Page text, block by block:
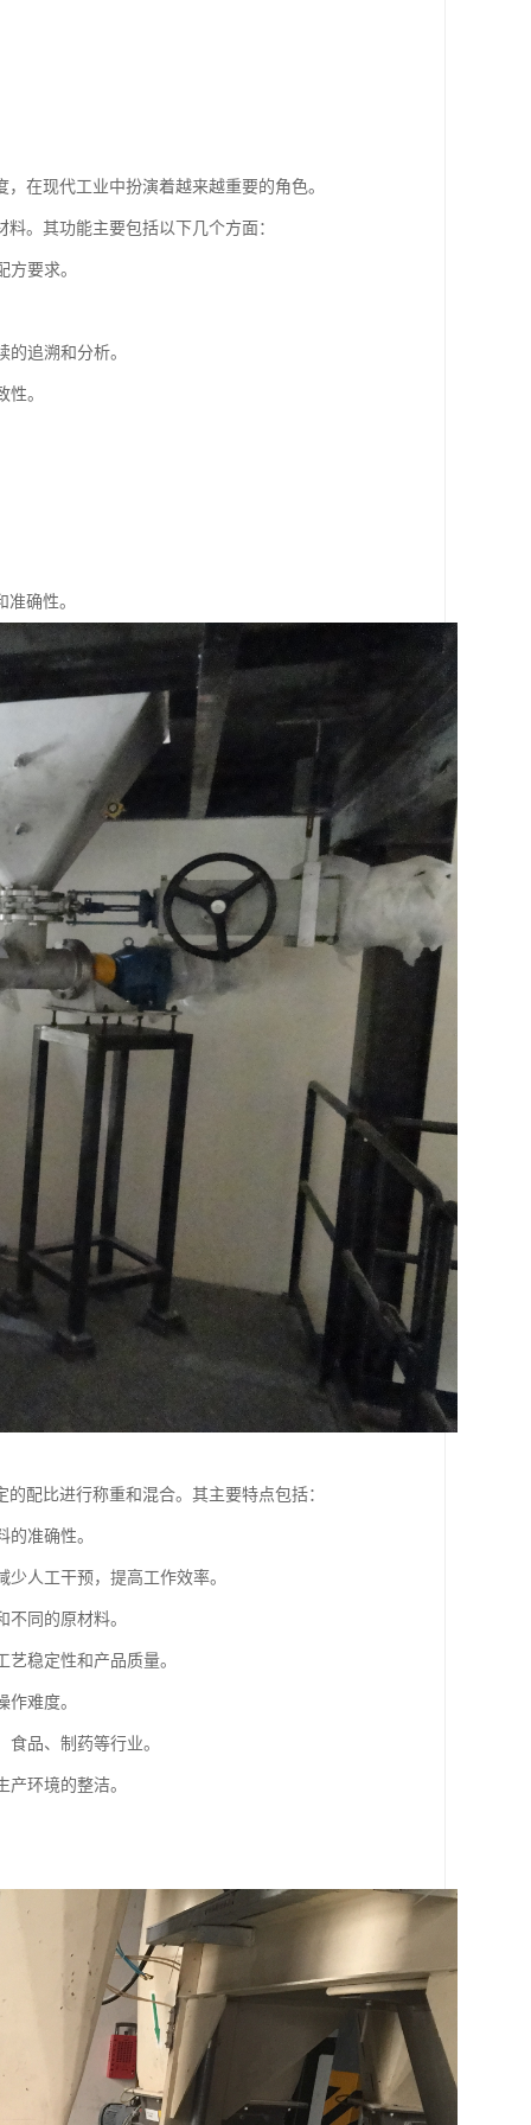
在现代工业中扮演着越来越重要的角色。
。其功能主要包括以下几个方面：
要求。
追溯和分析。
。
确性。
配比进行称重和混合。其主要特点包括：
准确性。
人工干预，提高工作效率。
同的原材料。
稳定性和产品质量。
难度。
品、制药等行业。
环境的整洁。